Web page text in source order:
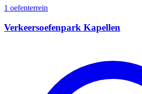
1 oefenterrein
Verkeersoefenpark Kapellen